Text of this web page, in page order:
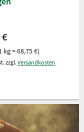
kg = 68,75 €)
zzgl. Versandkosten